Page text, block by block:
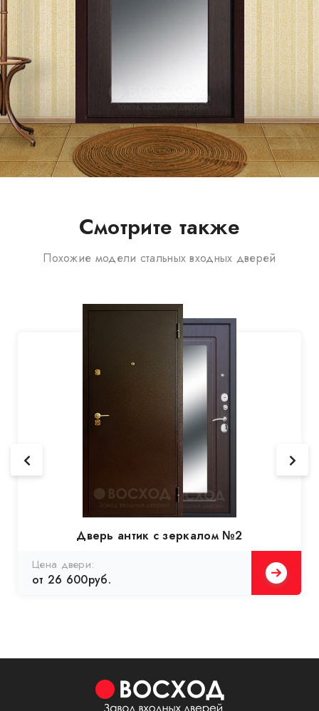
Смотрите также
Похожие модели стальных входных дверей
Дверь антик с зеркалом №2
Цена двери:
от 26 600руб.